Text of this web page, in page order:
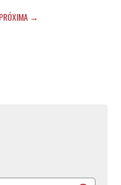
PRÓXIMA →